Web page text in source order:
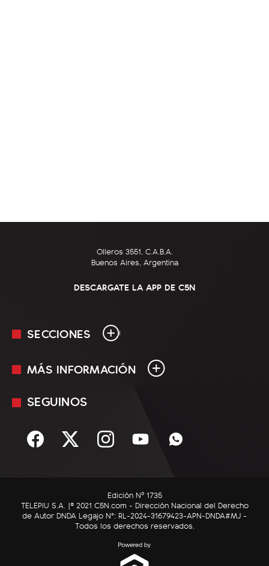
Olleros 3551, C.A.B.A.
Buenos Aires, Argentina
DESCARGATE LA APP DE C5N
SECCIONES
En Vivo
Sociedad
C5N Autos
RatingCero
MÁS INFORMACIÓN
Mediakit
Términos y condiciones
SEGUINOS
Edición Nº 1735
TELEPIU S.A. |© 2021 C5N.com - Dirección Nacional del Derecho
de Autor DNDA Legajo N°: RL-2024-31679423-APN-DNDA#MJ -
Todos los derechos reservados.